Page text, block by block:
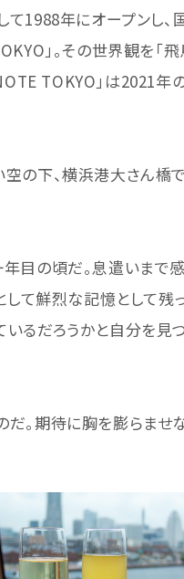
て1988年にオープンし
」。その世界観を「
TOKYO」は2021年
の下、横浜港大さん橋
目の頃だ。息遣いまで
て鮮烈な記憶として残
るだろうかと自分を見
。期待に胸を膨らませ